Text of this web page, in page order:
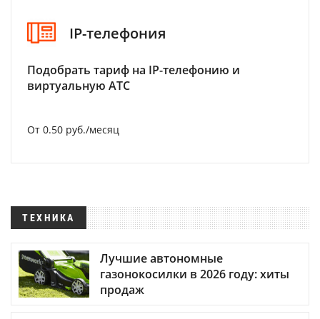
IP-телефония
Подобрать тариф на IP-телефонию и
виртуальную АТС
От 0.50 руб./месяц
ТЕХНИКА
Лучшие автономные
газонокосилки в 2026 году: хиты
продаж